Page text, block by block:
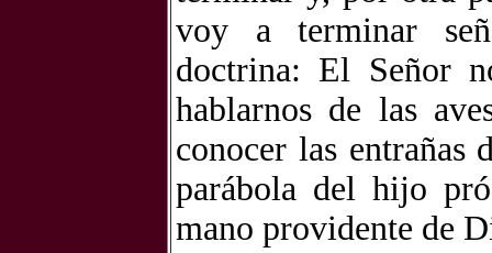
voy a terminar
doctrina: El Señor
hablarnos de las
conocer las entrañas
parábola del hijo
mano providente de